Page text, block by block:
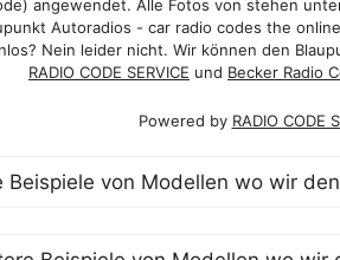
angewendet. Alle Fotos von stehen
Autoradios - car radio codes the
Nein leider nicht. Wir können den
RADIO CODE SERVICE und Becker Radio
Powered by RADIO CODE